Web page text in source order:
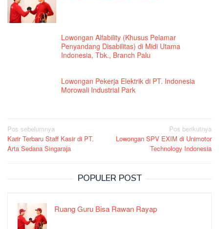
Lowongan Alfability (Khusus Pelamar
Penyandang Disabilitas) di Midi Utama
Indonesia, Tbk., Branch Palu
Lowongan Pekerja Elektrik di PT. Indonesia
Morowali Industrial Park
Navigasi
pos
Pos sebelumnya
Karir Terbaru Staff Kasir di PT.
Arta Sedana Singaraja
Pos berikutnya
Lowongan SPV EXIM di Unimotor
Technology Indonesia
POPULER POST
Ruang Guru Bisa Rawan Rayap